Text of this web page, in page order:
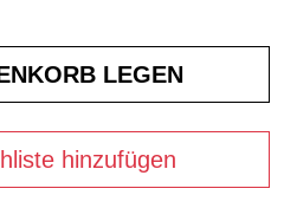
hinzufügen